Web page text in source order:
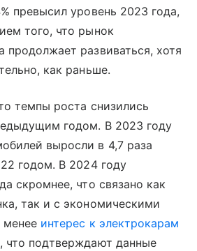
превысил уровень 2023 года,
того, что рынок
продолжает развиваться, хотя
как раньше.
темпы роста снизились
годом. В 2023 году
выросли в 4,7 раза
годом. В 2024 году
скромнее, что связано как
так и с экономическими
менее интерес к электрокарам
что подтверждают данные